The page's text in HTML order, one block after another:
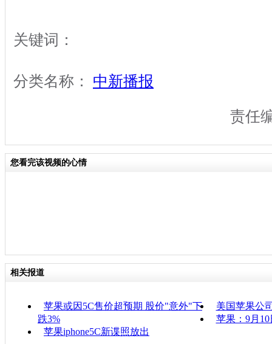
关键词：
分类名称： 中新播报
责任
您看完该视频的心情
相关报道
苹果或因5C售价超预期 股价"意外"下
跌3%
美国苹果公
苹果：9月
苹果iphone5C新谍照放出